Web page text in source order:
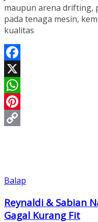
maupun arena drifting,
pada tenaga mesin,
kualitas
Facebook
X
WhatsApp
Pinterest
Balap
Reynaldi & Sabian
Gagal Kurang Fit